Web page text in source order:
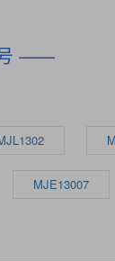
——
MJE13007